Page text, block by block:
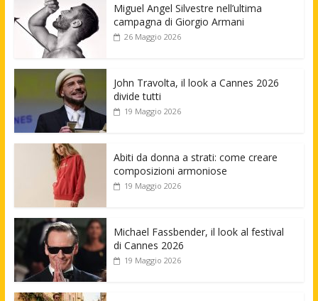
Miguel Angel Silvestre nell’ultima
campagna di Giorgio Armani
26 Maggio 2026
John Travolta, il look a Cannes 2026
divide tutti
19 Maggio 2026
Abiti da donna a strati: come creare
composizioni armoniose
19 Maggio 2026
Michael Fassbender, il look al festival
di Cannes 2026
19 Maggio 2026